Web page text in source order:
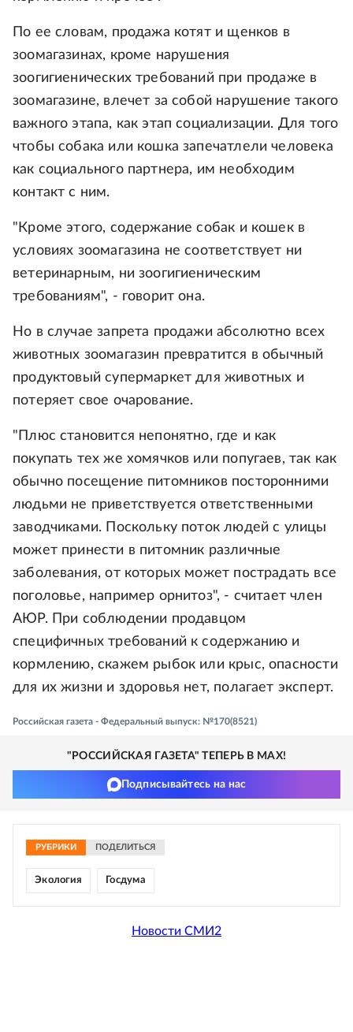
По ее словам, продажа котят и щенков в
зоомагазинах, кроме нарушения
зоогигиенических требований при продаже в
зоомагазине, влечет за собой нарушение такого
важного этапа, как этап социализации. Для того
чтобы собака или кошка запечатлели человека
как социального партнера, им необходим
контакт с ним.
"Кроме этого, содержание собак и кошек в
условиях зоомагазина не соответствует ни
ветеринарным, ни зоогигиеническим
требованиям", - говорит она.
Но в случае запрета продажи абсолютно всех
животных зоомагазин превратится в обычный
продуктовый супермаркет для животных и
потеряет свое очарование.
"Плюс становится непонятно, где и как
покупать тех же хомячков или попугаев, так как
обычно посещение питомников посторонними
людьми не приветствуется ответственными
заводчиками. Поскольку поток людей с улицы
может принести в питомник различные
заболевания, от которых может пострадать все
поголовье, например орнитоз", - считает член
АЮР. При соблюдении продавцом
специфичных требований к содержанию и
кормлению, cкажем рыбок или крыс, опасности
для их жизни и здоровья нет, полагает эксперт.
Российская газета - Федеральный выпуск: №170(8521)
"РОССИЙСКАЯ ГАЗЕТА" ТЕПЕРЬ В MAX!
Подписывайтесь на нас
РУБРИКИ ПОДЕЛИТЬСЯ
Экология Госдума
Новости СМИ2